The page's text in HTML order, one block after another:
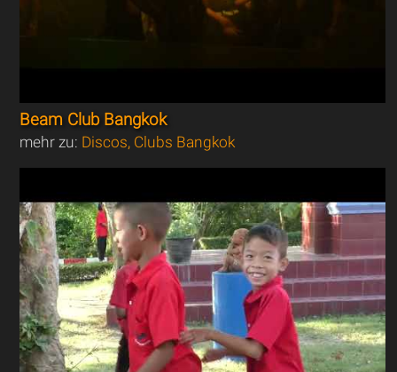
Beam Club Bangkok
mehr zu: Discos, Clubs Bangkok